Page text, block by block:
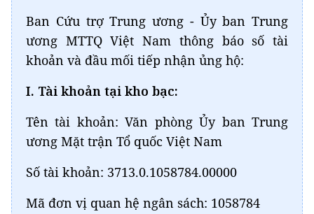
Ban Cứu trợ Trung ương - Ủy ban Trung
ương MTTQ Việt Nam thông báo số tài
khoản và đầu mối tiếp nhận ủng hộ:
I. Tài khoản tại kho bạc:
Tên tài khoản: Văn phòng Ủy ban Trung
ương Mặt trận Tổ quốc Việt Nam
Số tài khoản: 3713.0.1058784.00000
Mã đơn vị quan hệ ngân sách: 1058784